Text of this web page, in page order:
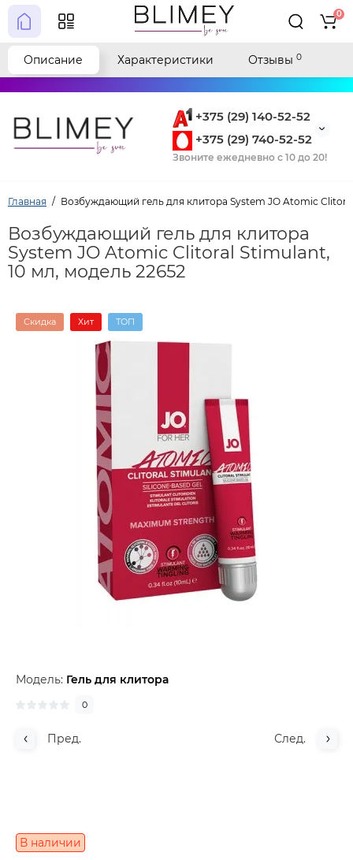
+375 (29) 140-52-52
+375 (29) 740-52-52
Звоните ежедневно с 10 до 20!
0
Главная Возбуждающий гель для клитора System JO Atomic
Возбуждающий гель для клитора
System JO Atomic Clitoral Stimulant,
10 мл, модель 22652
Скидка Хит ТОП
Модель: Гель для клитора
0
Пред. След.
В наличии
Описание Характеристики Отзывы 0